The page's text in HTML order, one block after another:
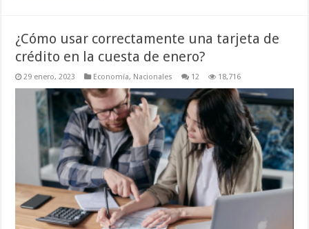
¿Cómo usar correctamente una tarjeta de
crédito en la cuesta de enero?
29 enero, 2023 Economía, Nacionales 12 18,716